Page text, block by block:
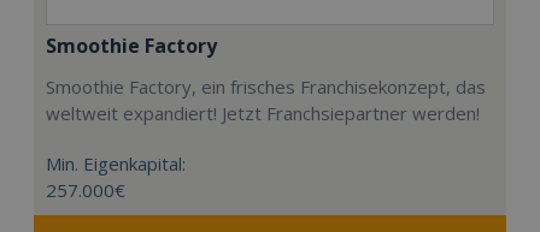
Smoothie Factory
Smoothie Factory, ein frisches Franchisekonzept, das
weltweit expandiert! Jetzt Franchsiepartner werden!
Min. Eigenkapital:
257.000€